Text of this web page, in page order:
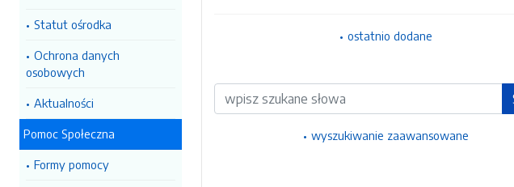
Statut ośrodka
Ochrona danych
osobowych
Aktualności
Pomoc Społeczna
Formy pomocy
ostatnio dodane
Wyszukiwarka
wyszukiwanie zaawansowane